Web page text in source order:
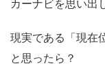
カーナビを思い出
現実である「現在
と思ったら？